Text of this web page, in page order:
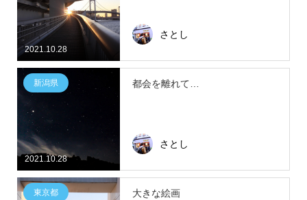
2021.10.28
さとし
2021.10.28
新潟県 都会を離れて…
さとし
東京都 大きな絵画